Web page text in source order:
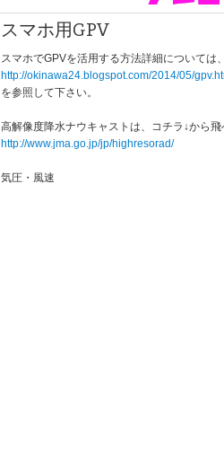
スマホ用GPV
スマホでGPVを活用する方法詳細については
http://okinawa24.blogspot.com/2014/05/
を参照して下さい。
高解像度降水ナウキャストは、コチラ↓から
http://www.jma.go.jp/jp/highresorad/
気圧・風速